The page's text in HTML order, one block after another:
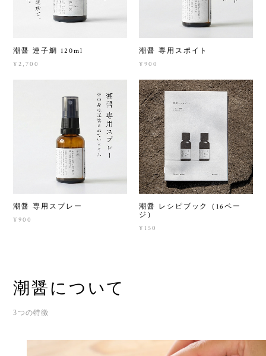
潮醤 連子鯛 120ml
¥2,700
潮醤 専用スポイト
¥900
潮醤 専用スプレー
¥900
潮醤 レシピブック（16ペー
ジ）
¥150
潮醤について
3つの特徴